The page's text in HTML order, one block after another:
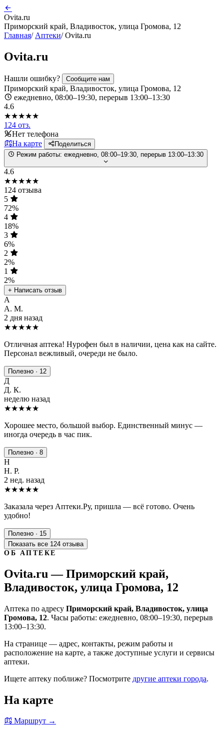
Ovita.ru
Приморский край, Владивосток, улица Громова, 12
Главная/ Аптеки/ Ovita.ru
Ovita.ru
Нашли ошибку? Сообщите нам
Приморский край, Владивосток, улица Громова, 12
ежедневно, 08:00–19:30, перерыв 13:00–13:30
4.6
★★★★★
124 отз.
Нет телефона
На карте
Поделиться
Режим работы: ежедневно, 08:00–19:30, перерыв 13:00–13:30
4.6
★★★★★
124 отзыва
5
72%
4
18%
3
6%
2
2%
1
2%
+ Написать отзыв
А
А. М.
2 дня назад
★★★★★
Отличная аптека! Нурофен был в наличии, цена как на сайте.
Персонал вежливый, очереди не было.
Полезно · 12
Д
Д. К.
неделю назад
★★★★★
Хорошее место, большой выбор. Единственный минус —
иногда очередь в час пик.
Полезно · 8
Н
Н. Р.
2 нед. назад
★★★★★
Заказала через Аптеки.Ру, пришла — всё готово. Очень
удобно!
Полезно · 15
Показать все 124 отзыва
ОБ АПТЕКЕ
Ovita.ru — Приморский край,
Владивосток, улица Громова, 12
Аптека по адресу Приморский край, Владивосток, улица
Громова, 12. Часы работы: ежедневно, 08:00–19:30, перерыв
13:00–13:30.
На странице — адрес, контакты, режим работы и
расположение на карте, а также доступные услуги и сервисы
аптеки.
Ищете аптеку поближе? Посмотрите другие аптеки города.
На карте
Маршрут →